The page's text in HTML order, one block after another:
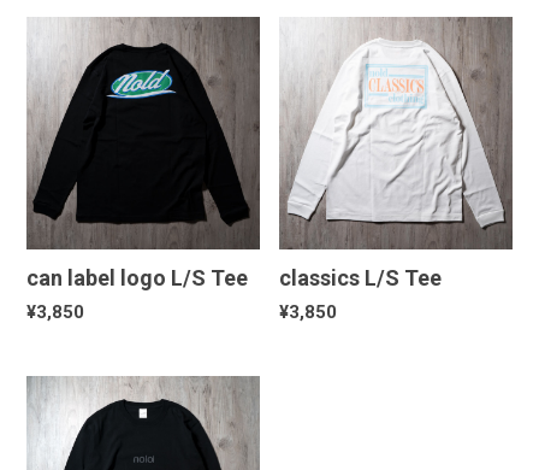
can label logo L/S Tee
¥3,850
classics L/S Tee
¥3,850